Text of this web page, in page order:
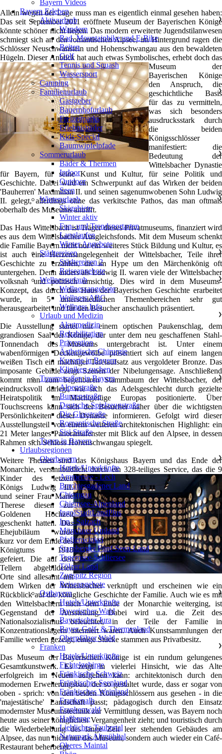
Allein wegen der Lage muss man es eigentlich einmal gesehen haben:
Das seit September 2011 eröffnete Museum der Bayerischen Könige
könnte schöner nicht liegen. Das modern erweiterte Jugendstilanwesen
schmiegt sich an den romantischen Alpsee, im Hintergrund ragen die
Schlösser Neuschwanstein und Hohenschwangau aus den bewaldeten
Hügeln. Dieser Anblick hat auch etwas Symbolisches, erhebt doch das
Museum der
Bayerischen Könige
den Anspruch, die
geschichtliche Basis
für das zu vermitteln,
was sich besonders
ausdrucksstark durch
die beiden
Königsschlösser
manifestiert: die
Bedeutung der
Wittelsbacher Dynastie
für Bayern, für seine Kunst und Kultur, für seine Politik und
Geschichte. Dabei wird ein Schwerpunkt auf das Wirken der beiden
'Bauherren' Maximilian II. und seinen sagenumwobenen Sohn Ludwig
II. gelegt, allerdings ohne das verkitschte Pathos, das man oftmals
oberhalb des Museums antrifft.
Das Haus Wittelsbach ist Träger dieses Privatmuseums, finanziert wird
es aus dem Wittelsbacher Ausgleichsfonds. Mit dem Museum schenkt
die Familie Bayern nicht nur ein weiteres Stück Bildung und Kultur, es
ist auch eine Herzensangelegenheit der Wittelsbacher, Teile ihrer
Geschichte zu erzählen, die im Hype um den Märchenkönig oft
untergehen. Denn anders als Ludwig II. waren viele der Wittelsbacher
volksnah und politisch umsichtig. Dies wird in dem Museums-
Konzept, das durch das Haus der Bayerischen Geschichte erarbeitet
wurde, in 5 unterschiedlichen Themenbereichen sehr gut
herausgearbeitet und für den Besucher anschaulich präsentiert.
Die Ausstellung startet mit einem optischen Paukenschlag, dem
grandiosen Saal der Könige, der unter dem neu geschaffenen Stahl-
Tonnendach des Museums untergebracht ist. Unter einem
wabenförmigen Deckengewölbe präsentiert sich auf einem langen
weißen Tisch ein mächtiger Tafelaufsatz aus vergoldeter Bronze. Das
imposante Gebilde zeigt Szenen der Nibelungensage. Anschließend
kommt man zum begehbaren Stammbaum der Wittelsbacher, der
eindrucksvoll darlegt, wie sich das Adelsgeschlecht durch gezielte
Heiratspolitik im Machtgefüge Europas positionierte. Über
Touchscreens kann sich der Besucher näher über die wichtigsten
Persönlichkeiten dieser Dynastie informieren. Gefolgt wird dieser
Ausstellungsteil von einem weiteren architektonischen Highlight: ein
21 Meter langes Panoramafenster mit Blick auf den Alpsee, in dessen
Rahmen sich Schloss Hohenschwangau spiegelt.
Weitere Themen sind das Königshaus Bayern und das Ende der
Monarchie, versinnbildlicht durch ein 328-teiliges Service, das die 9
Kinder desletzten
Königs Ludwig III.
und seiner Frau Marie
Therese diesen zur
Goldenen Hochzeit
geschenkt hatten. Das
Ehejubiläum wurde
kurz vor dem Ende des
Königtums 1918
gefeiert. Die auf den
Tellern abgebildeten
Orte sind allesamt mit
dem Wirken der Wittelsbacher verknüpft und erscheinen wie ein
Rückblick auf die königliche Geschichte der Familie. Auch wie es mit
den Wittelsbachern nach dem Ende der Monarchie weiterging, ist
Gegenstand der Ausstellung. Dabei wird u.a. die Zeit des
Nationalsozialismus beleuchtet, in der Teile der Familie in
Konzentrationslagern interniert waren. Auch Kunstsammlungen der
Familie werden gezeigt, einige Stücke stammen aus Privatbesitz.
Das Museum der Bayerischen Könige ist ein rundum gelungenes
Gesamtkunstwerk. Es zeigt in vielerlei Hinsicht, wie das Alte
erfolgreich im Neuen aufgehen kann: architektonisch durch den
modernen Erweiterungsbau, der so gestaltet wurde, dass er sogar von
oben - sprich: von den beiden Königsschlössern aus gesehen - in die
'majestätische' Landschaft passt; pädagogisch durch den Einsatz
modernster Museumstechnik zur Vermittlung dessen, was Bayern noch
heute aus seiner königlichen Vergangenheit zieht; und touristisch durch
die Wiederbelebung des lange Zeit leer stehenden Gebäudes am
Alpsee, das nun nicht nur das Museum, sondern auch wieder ein Café-
Restaurant beherbergt.
Bayern Videos
Bayern Erleben
Aktivurlaub
❯
Wandern
Rad, Mountainbike und E-Bike
Reiten
Golf
Tennis und Squash
Wassersport
Camping
Familienurlaub
❯
Gastgeber
Bauernhofurlaub
Freizeitparks
Erlebnisbäder
Kids-Special
Baumwipfelpfade
Sommerurlaub
❯
Bäder & Thermen
Indoor
Outdoor
Seen
Winterurlaub
❯
Skigebiete
Winter aktiv
Fun- und Trendsportarten
Langlaufen
Winter Angebote
Städtereisen
❯
Städtereisen 2
Reiseangebote
Wellnessurlaub
❯
Wellnessangebote
Wellness ABC
Wellness Info
Urlaub und Medizin
❯
Akutmedizin
Rehabilitation
Prävention
Ästhetische Chirurgie
Kurorte in Bayern
Kliniken suchen
Traumstraßen in Bayern
❯
Alpenstraße
Burgenstraße
Deutsche Spielzeugstraße
Die Glasstraße
Romantische Straße
Sisi Straße
Tagen in Bayern
Urlaubsregionen
Oberbayern
❯
Hotels/Unterkünfte
Ammersee - Lech
Berchtesgadener Land
Chiemgau
Chiemsee-Alpenland
IngolStadtLandPlus
Inn - Salzach
Münchner Umland
Pfaffenwinkel
Starnberger Fünf-Seen-Land
Tegernsee-Schliersee
Tölzer Land
Zugspitz Region
Reiseangebote
Ostbayern
❯
Hotels/Unterkünfte
Bayerischer Wald
Bayerischer Jura
Bayer. Golf- & Thermenland
Oberpfälzer Wald
Franken
❯
Hotels/Unterkünfte
Fichtelgebirge
Fränkische Schweiz
Fränkisches Seenland
Fränkisches Weinland
Frankenalb
Frankenwald
Haßberge
Liebliches Taubertal
Naturpark Altmühltal
Oberes Maintal